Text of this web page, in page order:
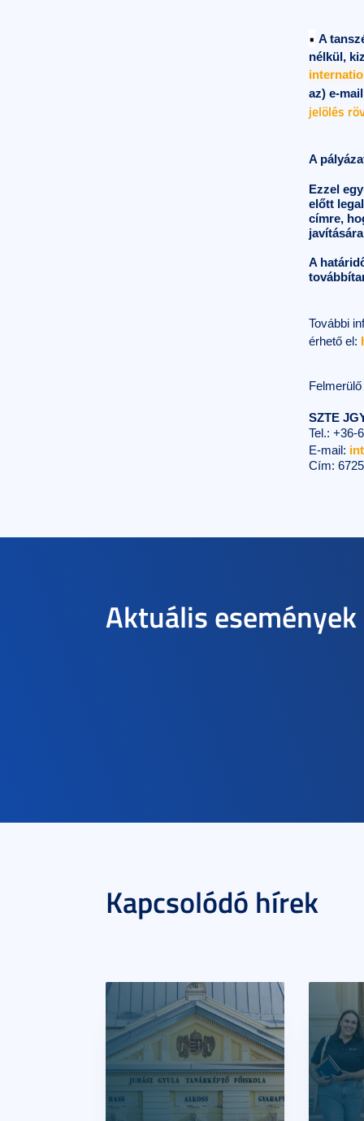
• A
nélkül,
az) e-
jelölés
A
Ezzel
előtt
címre,
A
További
érhető el:
SZTE
Tel.: +36-
E-mail:
Cím:
Aktuális események
Kapcsolódó hírek